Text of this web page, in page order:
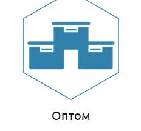
Оптом